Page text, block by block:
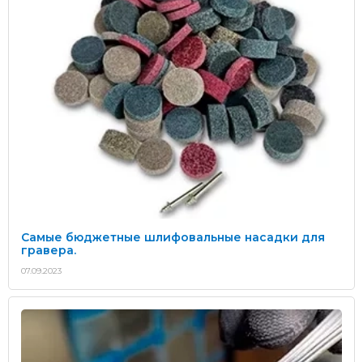
Самые бюджетные шлифовальные насадки для
гравера.
07.09.2023